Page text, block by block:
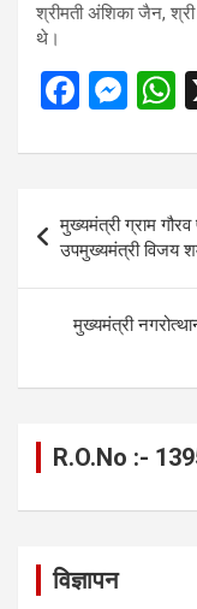
श्रीमती अंशिका जैन, श्री
थे।
F
ce
b
o
o
k
M
se
g
er p
p
navigation
मुख्यमंत्री ग्राम
उपमुख्यमंत्री विजय
मुख्यमंत्री
R.O.No :-
विज्ञापन